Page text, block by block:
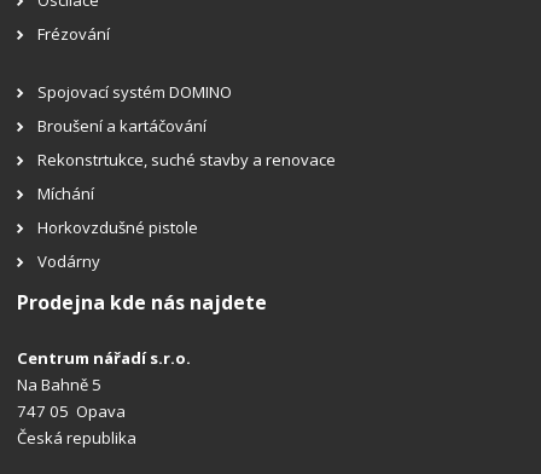
Frézování
Spojovací systém DOMINO
Broušení a kartáčování
Rekonstrtukce, suché stavby a renovace
Míchání
Horkovzdušné pistole
Vodárny
Prodejna kde nás najdete
Centrum nářadí s.r.o.
Na Bahně 5
747 05 Opava
Česká republika